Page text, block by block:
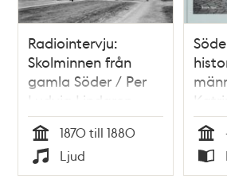
Radiointervju:
Skolminnen från
gamla Söder / Per
Ludvig Lindgren
Tid
1870 till 1880
Typ
Ljud Tid
Typ